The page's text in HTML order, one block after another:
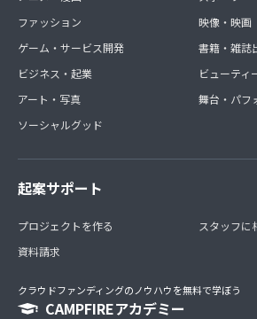
ファッション
ゲーム・サービス開発
ビジネス・起業
アート・写真
ソーシャルグッド
映像・映画
書籍・雑誌
ビューティ
舞台・パフ
起案サポート
プロジェクトを作る
資料請求
スタッフに
クラウドファンディングのノウハウを無料で学ぼう
CAMPFIREアカデミー